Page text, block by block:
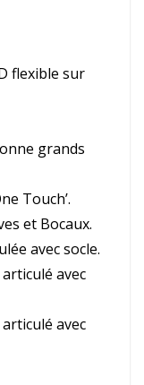
flexible sur
grands
Touch’.
et Bocaux.
avec socle.
avec
avec